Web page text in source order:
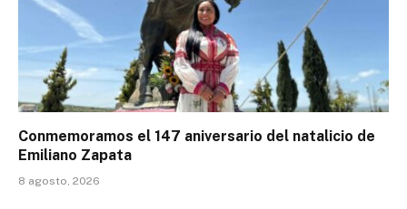
Conmemoramos el 147 aniversario del natalicio de
Emiliano Zapata
8 agosto, 2026